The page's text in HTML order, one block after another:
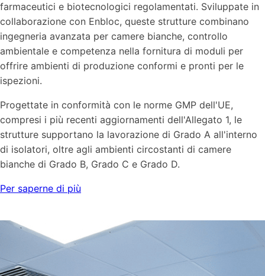
farmaceutici e biotecnologici regolamentati. Sviluppate in
collaborazione con Enbloc, queste strutture combinano
ingegneria avanzata per camere bianche, controllo
ambientale e competenza nella fornitura di moduli per
offrire ambienti di produzione conformi e pronti per le
ispezioni.
Progettate in conformità con le norme GMP dell'UE,
compresi i più recenti aggiornamenti dell'Allegato 1, le
strutture supportano la lavorazione di Grado A all'interno
di isolatori, oltre agli ambienti circostanti di camere
bianche di Grado B, Grado C e Grado D.
Per saperne di più